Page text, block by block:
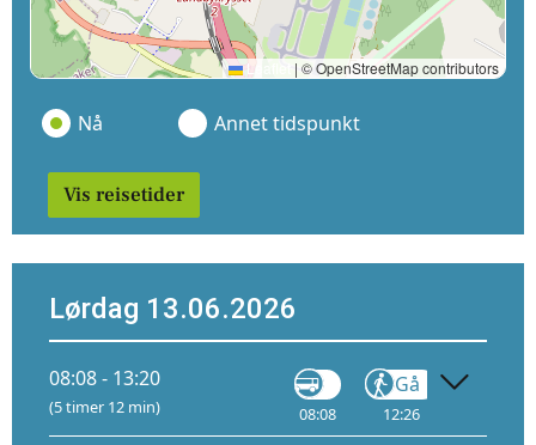
Leaflet | © OpenStreetMap contributors
Nå Annet tidspunkt
Vis reisetider
Lørdag 13.06.2026
08:08 - 13:20
(5 timer 12 min) 08:08
Gå
12:26